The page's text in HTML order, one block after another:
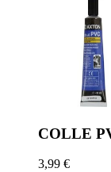
COLLE
3,99 €